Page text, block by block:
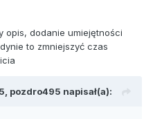
25 inty dodatkowy
(max 4) znacznie
głowę
której wbudowane jest 1/6
opis, dodanie umiejętności
to zmniejszyć czas
pozdro495 napisał(a):